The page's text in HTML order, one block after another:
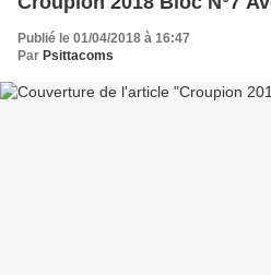
Publié le 01/04/2018 à 16:47
Par Psittacoms